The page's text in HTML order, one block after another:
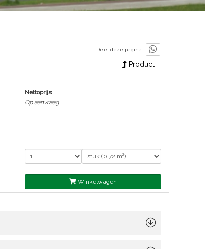
Deel deze pagina:
Product
Nettoprijs
Op aanvraag
Winkelwagen